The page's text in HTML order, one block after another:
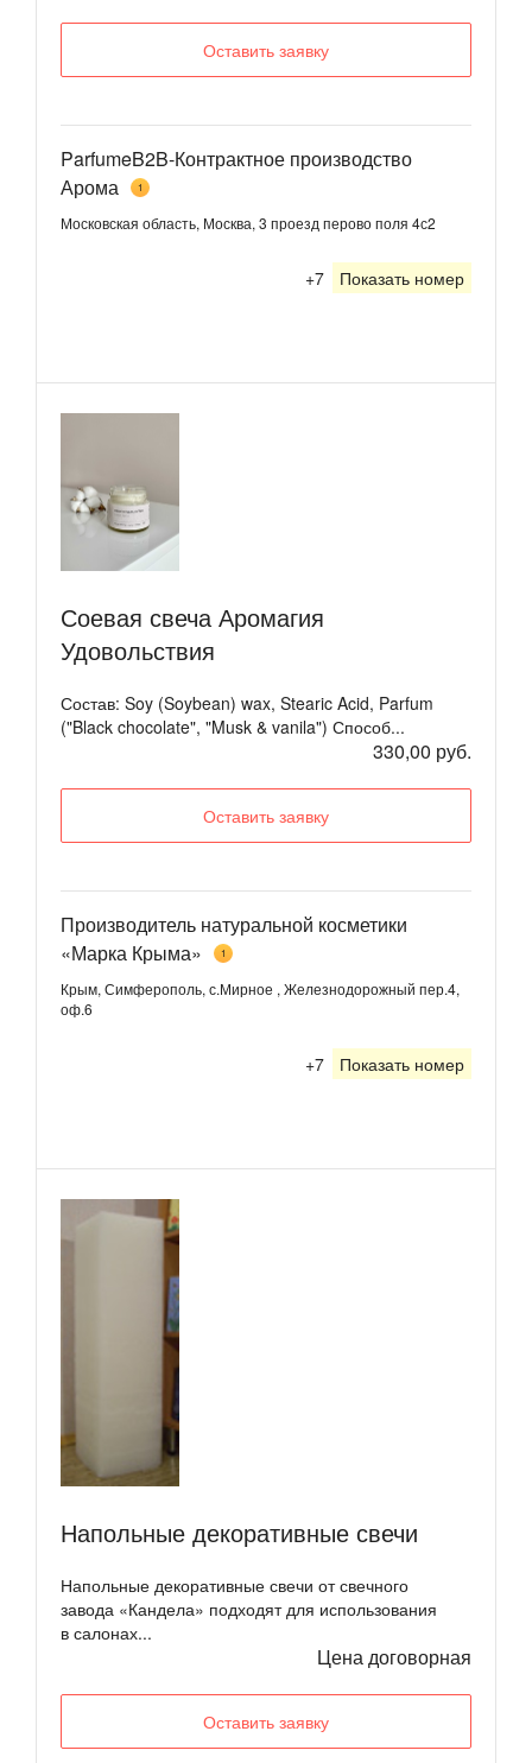
Оставить заявку
ParfumeB2B-Контрактное производство
Арома
1
Московская область, Москва, 3 проезд перово поля 4с2
+7 Показать номер
Соевая свеча Аромагия
Удовольствия
Состав: Soy (Soybean) wax, Stearic Acid, Parfum
("Black chocolate", "Musk & vanila") Способ...
330,00 руб.
Оставить заявку
Производитель натуральной косметики
«Марка Крыма»
1
Крым, Симферополь, с.Мирное , Железнодорожный пер.4,
оф.6
+7 Показать номер
Напольные декоративные свечи
Напольные декоративные свечи от свечного
завода «Кандела» подходят для использования
в салонах...
Цена договорная
Оставить заявку